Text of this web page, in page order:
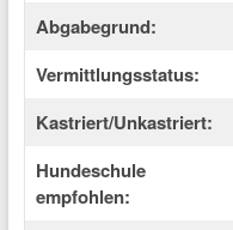
Abgabegrund:
Vermittlungsstatus:
Kastriert/Unkastriert:
Hundeschule
empfohlen: